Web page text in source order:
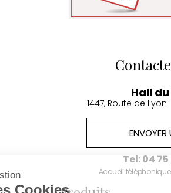
des Cookies
Hall
1447, Route de Lyon
ENVOYER
Tel: 04 75
Accueil téléphonique